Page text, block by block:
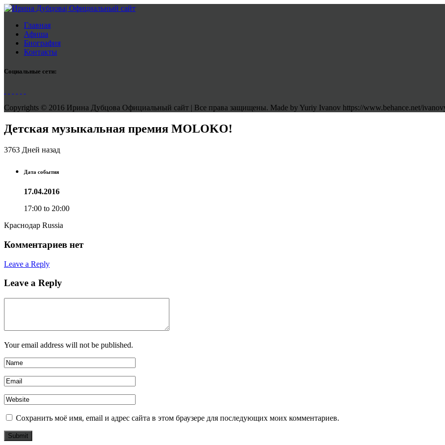
Главная
Афиша
Биография
Контакты
Социальные сети:
Copyrights © 2016 Ирина Дубцова Официальный сайт | Все права защищены. Made by Yuriy Ivanov https://www.behance.net/
Детская музыкальная премия MOLOKO!
3763 Дней назад
Дата события
17.04.2016
17:00 to 20:00
Краснодар Russia
Комментариев нет
Leave a Reply
Leave a Reply
Your email address will not be published.
Сохранить моё имя, email и адрес сайта в этом браузере для последующих моих комментариев.